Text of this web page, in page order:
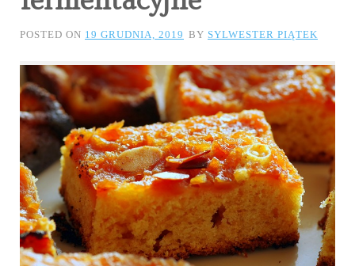
POSTED ON 19 GRUDNIA, 2019 BY SYLWESTER PIĄTEK